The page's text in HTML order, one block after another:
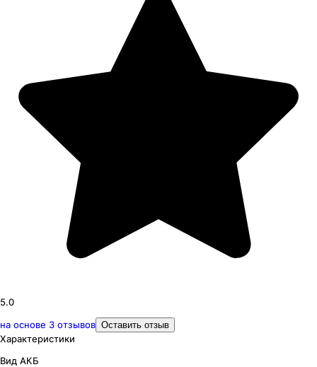
5.0
на основе 3 отзывов Оставить отзыв
Характеристики
Вид АКБ